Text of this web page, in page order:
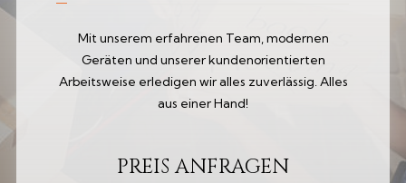
Mit unserem erfahrenen Team, modernen
Geräten und unserer kundenorientierten
Arbeitsweise erledigen wir alles zuverlässig. Alles
aus einer Hand!
PREIS ANFRAGEN